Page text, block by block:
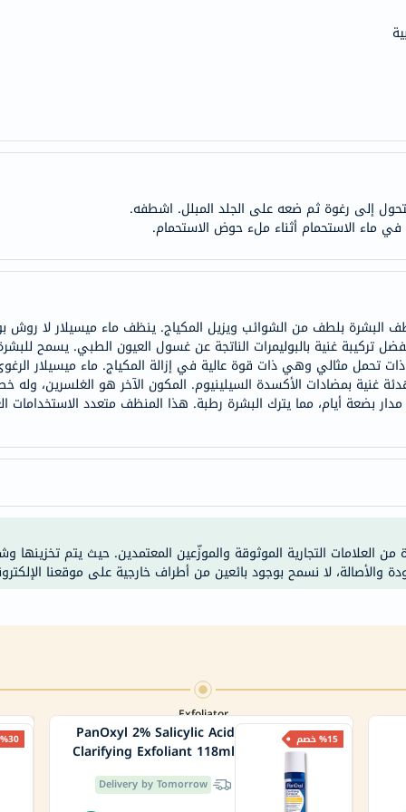
SVR
true-
الصحة
أساسيات
العناية
الصحية
باقة
خسارة
فحص
روتيني
القلب
الصحي
التحسس
الغذائي
الحالة
الصحية
البشرة
إلى رغوة ثم ضعه على الجلد المبلل. اشطفه.
البشرة بلطف من الشوائب ويزيل المكياج. ينظف ماء ميسيلار لا روش
تركيبة غنية بالبوليمرات الناتجة عن غسول العيون الطبي. يسمح
تحمل مثالي وهي ذات قوة عالية في إزالة المكياج. ماء ميسيلار
غنية بمضادات الأكسدة السيلينيوم. المكون الآخر هو الغلسرين، وله
بضعة أيام، مما يترك البشرة رطبة. هذا المنظف متعدد الاستخدامات
من العلامات التجارية الموثوقة والموزّعين المعتمدين. حيث يتم
والأصالة، لا نسمح بوجود بائعين من أطراف خارجية على موقعنا
Exfoliator
%30 خصم %15 خصم PanOxyl 2% Salicylic Acid
Clarifying Exfoliant 118ml
Delivery by Tomorrow